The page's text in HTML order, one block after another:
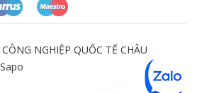
NGHIỆP QUỐC TẾ CHÂU
Sapo